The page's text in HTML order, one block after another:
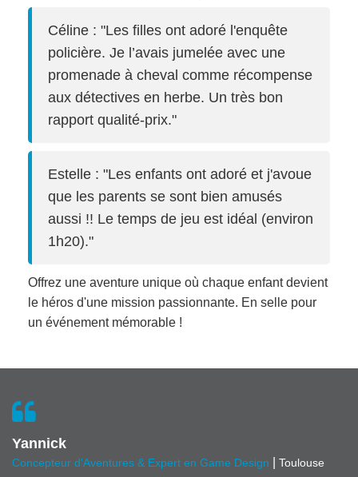
Céline : "Les filles ont adoré l'enquête
policière. Je l’avais jumelée avec une
promenade à cheval comme récompense
aux détectives en herbe. Un très bon
rapport qualité-prix."
Estelle : "Les enfants ont adoré et j'avoue
que les parents se sont bien amusés
aussi !! Le temps de jeu est idéal (environ
1h20)."
Offrez une aventure unique où chaque enfant devient
le héros d'une mission passionnante. En selle pour
un événement mémorable !
Yannick
Concepteur d'Aventures & Expert en Game Design
Toulouse